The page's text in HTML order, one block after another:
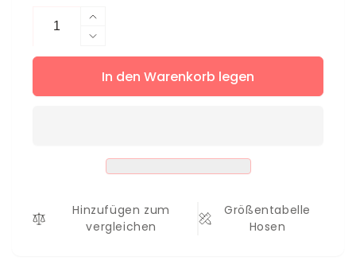
Erhöhe
die
Menge
für
4XL
Verringere
die
Menge
für
4XL
In den Warenkorb legen
Hinzufügen zum
vergleichen
Größentabelle
Hosen